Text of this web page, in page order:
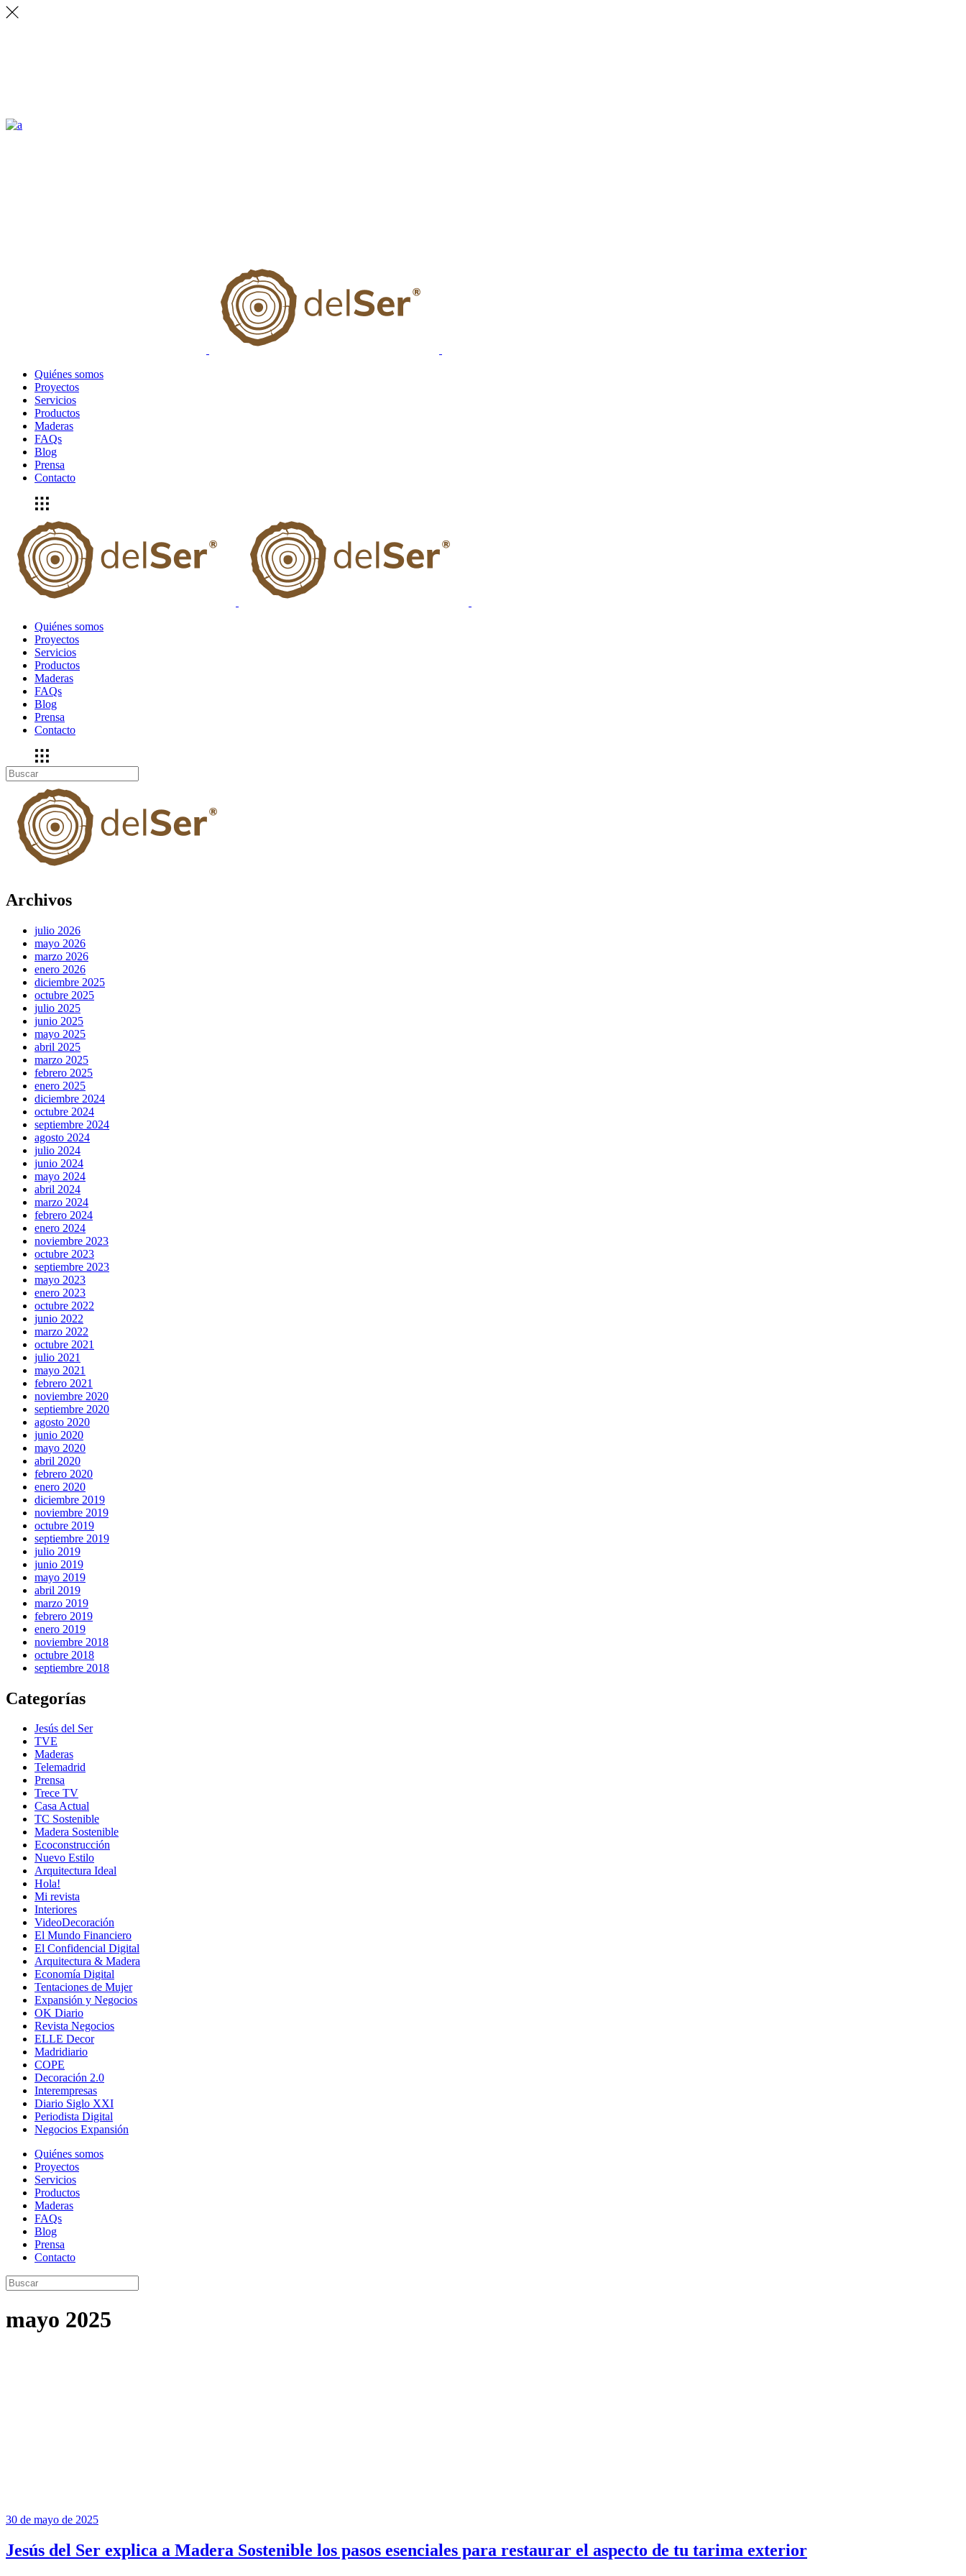
Quiénes somos
Proyectos
Servicios
Productos
Maderas
FAQs
Blog
Prensa
Contacto
Quiénes somos
Proyectos
Servicios
Productos
Maderas
FAQs
Blog
Prensa
Contacto
Archivos
julio 2026
mayo 2026
marzo 2026
enero 2026
diciembre 2025
octubre 2025
julio 2025
junio 2025
mayo 2025
abril 2025
marzo 2025
febrero 2025
enero 2025
diciembre 2024
octubre 2024
septiembre 2024
agosto 2024
julio 2024
junio 2024
mayo 2024
abril 2024
marzo 2024
febrero 2024
enero 2024
noviembre 2023
octubre 2023
septiembre 2023
mayo 2023
enero 2023
octubre 2022
junio 2022
marzo 2022
octubre 2021
julio 2021
mayo 2021
febrero 2021
noviembre 2020
septiembre 2020
agosto 2020
junio 2020
mayo 2020
abril 2020
febrero 2020
enero 2020
diciembre 2019
noviembre 2019
octubre 2019
septiembre 2019
julio 2019
junio 2019
mayo 2019
abril 2019
marzo 2019
febrero 2019
enero 2019
noviembre 2018
octubre 2018
septiembre 2018
Categorías
Jesús del Ser
TVE
Maderas
Telemadrid
Prensa
Trece TV
Casa Actual
TC Sostenible
Madera Sostenible
Ecoconstrucción
Nuevo Estilo
Arquitectura Ideal
Hola!
Mi revista
Interiores
VideoDecoración
El Mundo Financiero
El Confidencial Digital
Arquitectura & Madera
Economía Digital
Tentaciones de Mujer
Expansión y Negocios
OK Diario
Revista Negocios
ELLE Decor
Madridiario
COPE
Decoración 2.0
Interempresas
Diario Siglo XXI
Periodista Digital
Negocios Expansión
Quiénes somos
Proyectos
Servicios
Productos
Maderas
FAQs
Blog
Prensa
Contacto
mayo 2025
30 de mayo de 2025
Jesús del Ser explica a Madera Sostenible los pasos esenciales para restaurar el aspecto de tu tarima exterior